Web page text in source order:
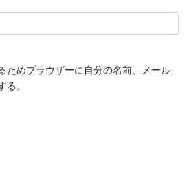
ためブラウザーに自分の名前、メール
る。